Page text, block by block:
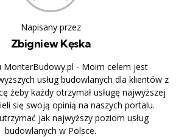
Napisany przez
Zbigniew Kęska
MonterBudowy.pl - Moim celem jest
usług budowlanych dla klientów z
żeby każdy otrzymał usługę najwyższej
się swoją opinią na naszych portalu.
jak najwyższy poziom usług
budowlanych w Polsce.